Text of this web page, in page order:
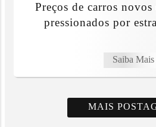
Preços de carros
pressionados por
Saiba Mais
MAIS